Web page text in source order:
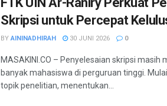
Skripsi untuk Percepat
BY AININADHIRAH 30 JUNI 2026 0
MASAKINI.CO – Penyelesaian skripsi masih
banyak mahasiswa di perguruan tinggi.
topik penelitian, menentukan...